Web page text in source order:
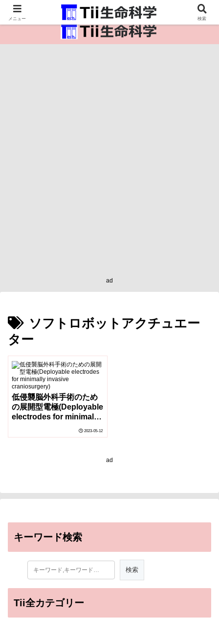
医療保健・生命・生物の情報インフラ。
ad
ソフトロボットアクチュエー
ター
低侵襲脳外科手術のため
の展開型電極(Deployable
electrodes for minimally
invasive craniosurgery)
2023-05-12
ad
キーワード検索
Tii全カテゴリー
メニュー 検索